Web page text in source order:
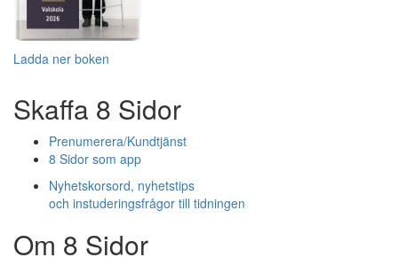
Ladda ner boken
Skaffa 8 Sidor
Prenumerera/Kundtjänst
8 Sidor som app
Nyhetskorsord, nyhetstips
och instuderingsfrågor till tidningen
Om 8 Sidor